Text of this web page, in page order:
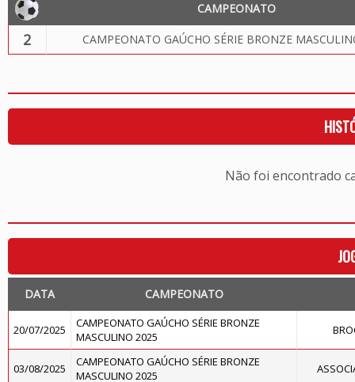
CAMPEONATO
2 CAMPEONATO GAÚCHO SÉRIE BRONZE
Não foi encontrado
DATA CAMPEONATO
20/07/2025
CAMPEONATO GAÚCHO SÉRIE BRONZE
MASCULINO 2025
03/08/2025
CAMPEONATO GAÚCHO SÉRIE BRONZE
MASCULINO 2025